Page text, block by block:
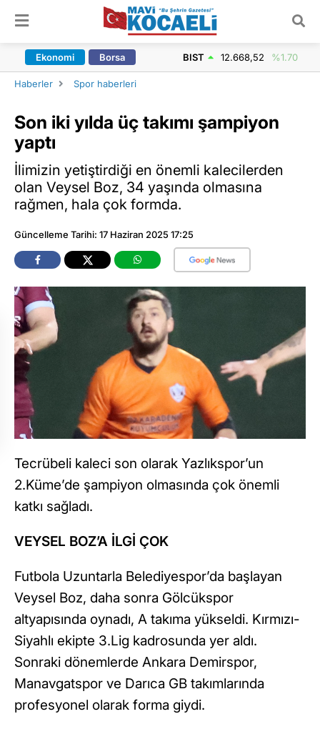
Ekonomi Borsa BIST 12.668,52 %1.70
Haberler Spor haberleri
Son iki yılda üç takımı şampiyon
yaptı
İlimizin yetiştirdiği en önemli kalecilerden
olan Veysel Boz, 34 yaşında olmasına
rağmen, hala çok formda.
Güncelleme Tarihi: 17 Haziran 2025 17:25
Tecrübeli kaleci son olarak Yazlıkspor’un
2.Küme’de şampiyon olmasında çok önemli
katkı sağladı.
VEYSEL BOZ’A İLGİ ÇOK
Futbola Uzuntarla Belediyespor’da başlayan
Veysel Boz, daha sonra Gölcükspor
altyapısında oynadı, A takıma yükseldi. Kırmızı-
Siyahlı ekipte 3.Lig kadrosunda yer aldı.
Sonraki dönemlerde Ankara Demirspor,
Manavgatspor ve Darıca GB takımlarında
profesyonel olarak forma giydi.